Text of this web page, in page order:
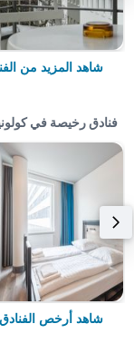
شاهد المزيد من
فنادق رخيصة في
شاهد أرخص